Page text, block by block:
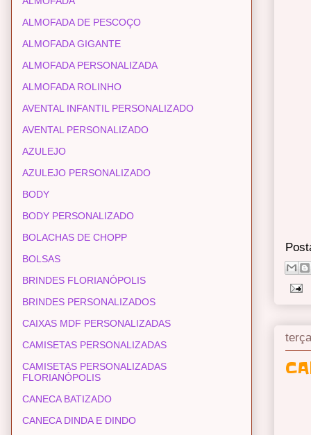
ALMOFADA DE PESCOÇO
ALMOFADA GIGANTE
ALMOFADA PERSONALIZADA
ALMOFADA ROLINHO
AVENTAL INFANTIL PERSONALIZADO
AVENTAL PERSONALIZADO
AZULEJO
AZULEJO PERSONALIZADO
BODY
BODY PERSONALIZADO
BOLACHAS DE CHOPP
BOLSAS
BRINDES FLORIANÓPOLIS
BRINDES PERSONALIZADOS
CAIXAS MDF PERSONALIZADAS
CAMISETAS PERSONALIZADAS
CAMISETAS PERSONALIZADAS
FLORIANÓPOLIS
CANECA BATIZADO
CANECA DINDA E DINDO